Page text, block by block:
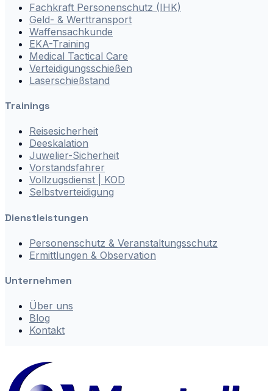
Fachkraft Personenschutz (IHK)
Geld- & Werttransport
Waffensachkunde
EKA-Training
Medical Tactical Care
Verteidigungsschießen
Laserschießstand
Trainings
Reisesicherheit
Deeskalation
Juwelier-Sicherheit
Vorstandsfahrer
Vollzugsdienst | KOD
Selbstverteidigung
Dienstleistungen
Personenschutz & Veranstaltungsschutz
Ermittlungen & Observation
Unternehmen
Über uns
Blog
Kontakt